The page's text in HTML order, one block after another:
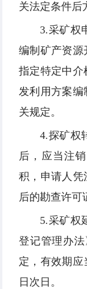
关法定条件后
3.采矿权
编制矿产资源
指定特定中介
发利用方案编
关规定。
4.探矿权
后，应当注
积，申请人凭
后的勘查许可
5.采矿权
登记管理办
定，有效期应
日次日。